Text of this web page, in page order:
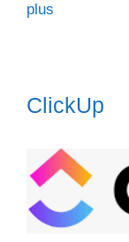
plus
ClickUp